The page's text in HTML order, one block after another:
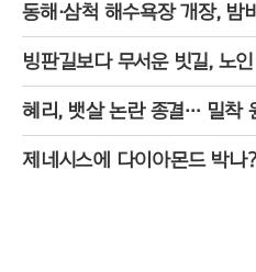
동해·삼척 해수욕장 개장, 밤
빙판길보다 무서운 빗길, 노
혜리, 뱃살 논란 종결… 밀착
제네시스에 다이아몬드 박나